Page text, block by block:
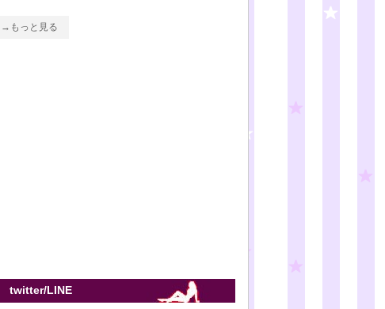
→もっと見る
twitter/LINE